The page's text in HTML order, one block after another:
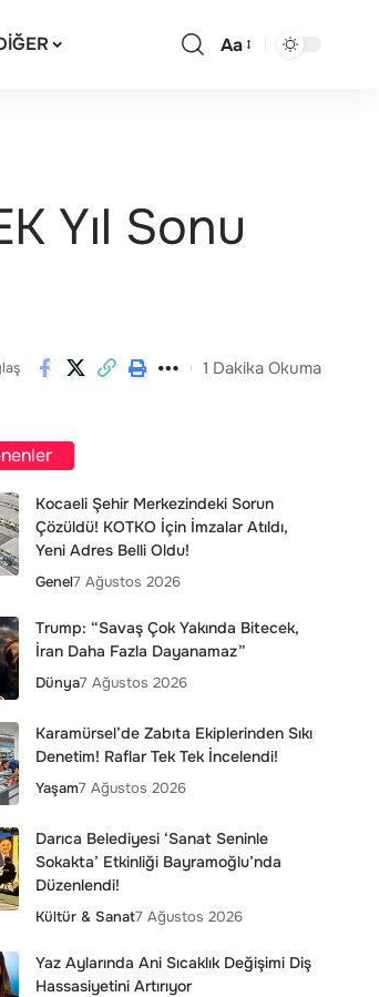
Aa
Yıl Sonu
1 Dakika Okuma
Kocaeli Şehir Merkezindeki Sorun
Çözüldü! KOTKO İçin İmzalar Atıldı,
Yeni Adres Belli Oldu!
Genel7 Ağustos 2026
Trump: “Savaş Çok Yakında Bitecek,
İran Daha Fazla Dayanamaz”
Dünya7 Ağustos 2026
Karamürsel’de Zabıta Ekiplerinden Sıkı
Denetim! Raflar Tek Tek İncelendi!
Yaşam7 Ağustos 2026
Darıca Belediyesi ‘Sanat Seninle
Sokakta’ Etkinliği Bayramoğlu’nda
Düzenlendi!
Kültür & Sanat7 Ağustos 2026
Yaz Aylarında Ani Sıcaklık Değişimi Diş
Hassasiyetini Artırıyor